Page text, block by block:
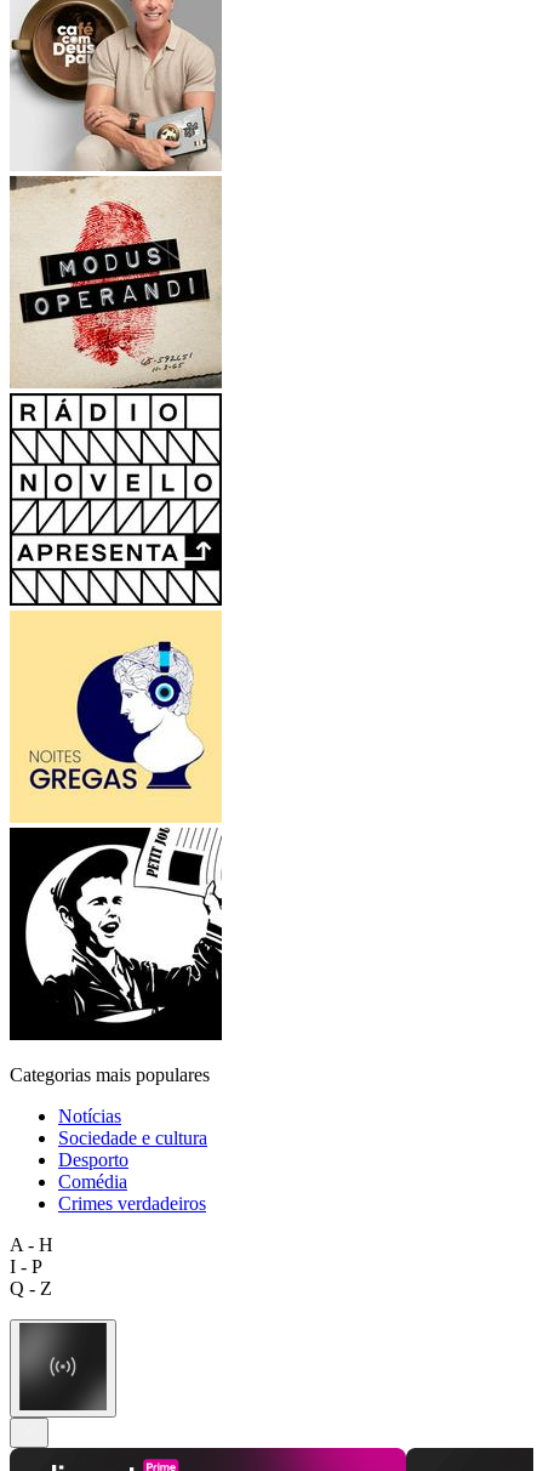
Categorias mais populares
Notícias
Sociedade e cultura
Desporto
Comédia
Crimes verdadeiros
A - H
I - P
Q - Z